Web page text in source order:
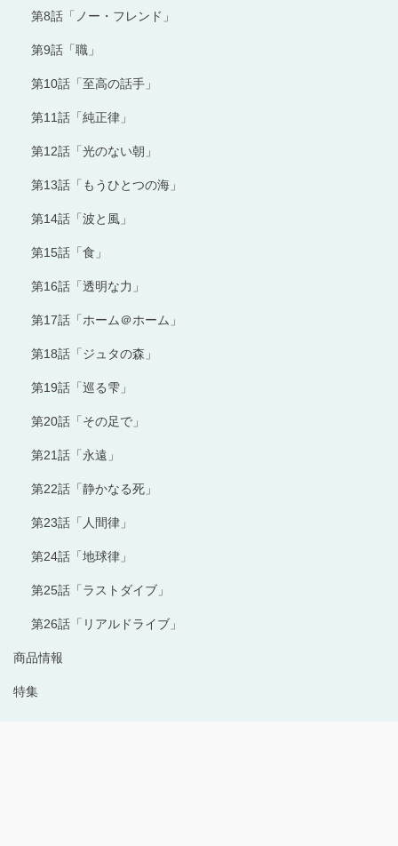
第8話「ノー・フレンド」
第9話「職」
第10話「至高の話手」
第11話「純正律」
第12話「光のない朝」
第13話「もうひとつの海」
第14話「波と風」
第15話「食」
第16話「透明な力」
第17話「ホーム＠ホーム」
第18話「ジュタの森」
第19話「巡る雫」
第20話「その足で」
第21話「永遠」
第22話「静かなる死」
第23話「人間律」
第24話「地球律」
第25話「ラストダイブ」
第26話「リアルドライブ」
商品情報
特集